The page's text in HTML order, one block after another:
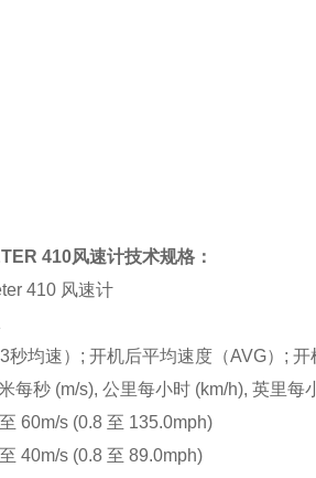
410风速计技术规格：
410 风速计
秒均速）; 开机后平均速度（AVG）;
每秒 (m/s), 公里每小时 (km/h), 英里
60m/s (0.8 至 135.0mph)
40m/s (0.8 至 89.0mph)